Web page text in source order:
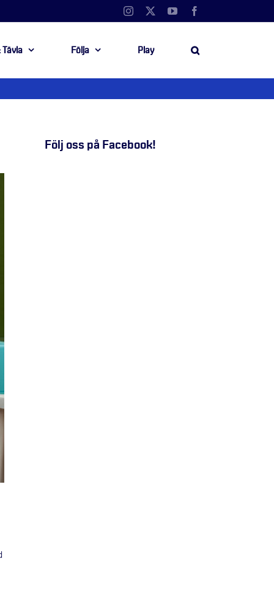
Instagram YouTube
Tävla Följa Play
Följ oss på Facebook!